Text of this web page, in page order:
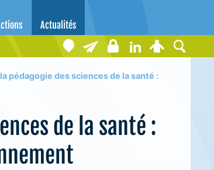
Actualités
pédagogie des sciences de la santé :
de la santé :